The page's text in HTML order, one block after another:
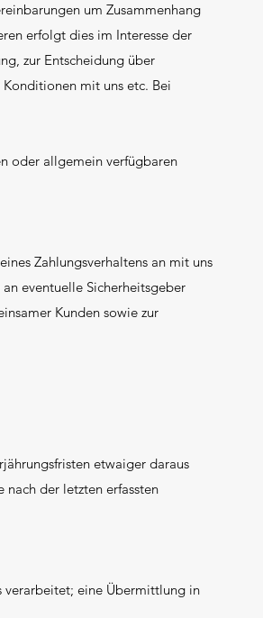
um Zusammenhang
erfolgt dies im Interesse der
zur Entscheidung über
mit uns etc. Bei
oder allgemein verfügbaren
Zahlungsverhaltens an mit uns
eventuelle Sicherheitsgeber
Kunden sowie zur
etwaiger daraus
nach der letzten erfassten
verarbeitet; eine Übermittlung in